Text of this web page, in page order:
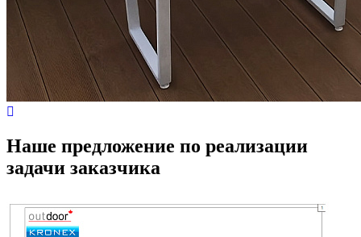
Наше предложение по реализации
задачи заказчика